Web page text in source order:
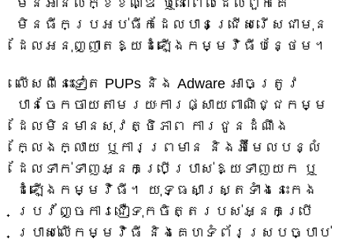
មិនធីកប្រអប់ធីកដែលបានជ្រើសរើសជាមុន
ដែលអនុញ្ញាតឱ្យដំឡើងកម្មវិធីបន្ថែម។
លើសពីនេះទៀត PUPs និង Adware អាចត្រូវ
បានចែកចាយតាមរយៈការផ្សាយពាណិជ្ជកម្ម
ដែលមិនមានសុវត្ថិភាព ការជូនដំណឹង
ក្លែងក្លាយ ឬការព្រមាន និងអ៊ីមែលបន្លំ
ដែលទាក់ទាញអ្នកប្រើប្រាស់ឱ្យទាញយក ឬ
ដំឡើងកម្មវិធី។ យុទ្ធសាស្ត្រទាំងនេះកេង
ប្រវ័ញ្ចការជឿទុកចិត្តរបស់អ្នកប្រើ
ប្រាស់លើកម្មវិធី និងគេហទំព័រស្របច្បាប់